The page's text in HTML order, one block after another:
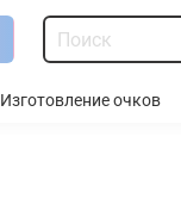
Изготовление очков